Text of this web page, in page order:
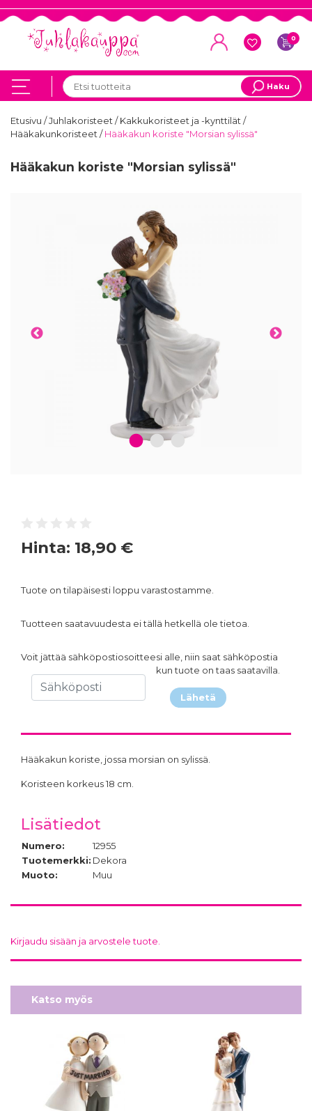
0
Haku
Etusivu /Juhlakoristeet/Kakkukoristeet ja -kynttilät/
Hääkakunkoristeet/Hääkakun koriste "Morsian sylissä"
Hääkakun koriste "Morsian sylissä"
1 2 3
Hinta: 18,90 €
Tuote on tilapäisesti loppu varastostamme.
Tuotteen saatavuudesta ei tällä hetkellä ole tietoa.
Voit jättää sähköpostiosoitteesi alle, niin saat sähköpostia
kun tuote on taas saatavilla.
Lähetä
Hääkakun koriste, jossa morsian on sylissä.
Koristeen korkeus 18 cm.
Lisätiedot
Numero:
12955
Tuotemerkki: Dekora
Muoto:
Muu
Kirjaudu sisään ja arvostele tuote.
Katso myös